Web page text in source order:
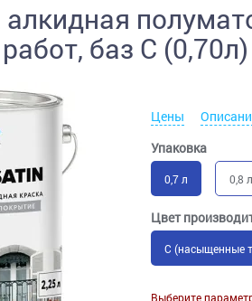
алкидная
баз С (0,70л)
Цены
Упаковка
0,7 л 0,8 л
Цвет
C (насыщенные
Выберите